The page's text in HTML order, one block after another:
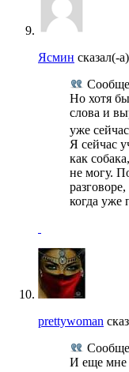
Ясмин сказал(-
Но хотя
слова и
уже
Я сейчас
как
не могу.
когда уже
prettywoman
И еще мне